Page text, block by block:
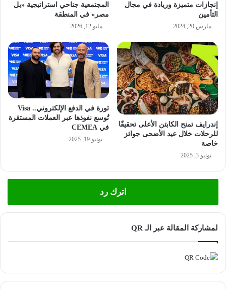
إنجازات متميزة وريادة في مجال
التأمين
مارس 20, 2024
المجتمعية جناحي استراتيجية «بل
مصر» في المنطقة
مايو 12, 2026
إندرايف تمنح الكابتن الأعلى تحقيقًا
للرحلات خلال عيد الأضحى جوائز
خاصة
يونيو 3, 2025
ثورة في الدفع الإلكتروني.. Visa
تُوسع نفوذها عبر العملات المستقرة
في CEMEA
يونيو 19, 2025
اترك رد
لمشاركة المقالة عبر الـ QR